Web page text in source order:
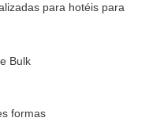
para hotéis para
Bulk
formas